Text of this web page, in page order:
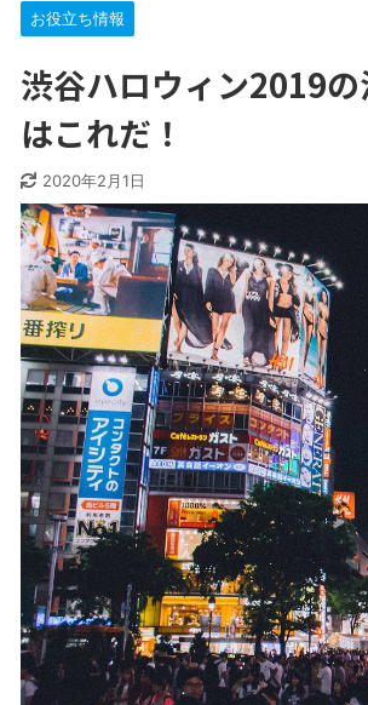
お役立ち情報
渋谷ハロウィン2019
はこれだ！
2020年2月1日